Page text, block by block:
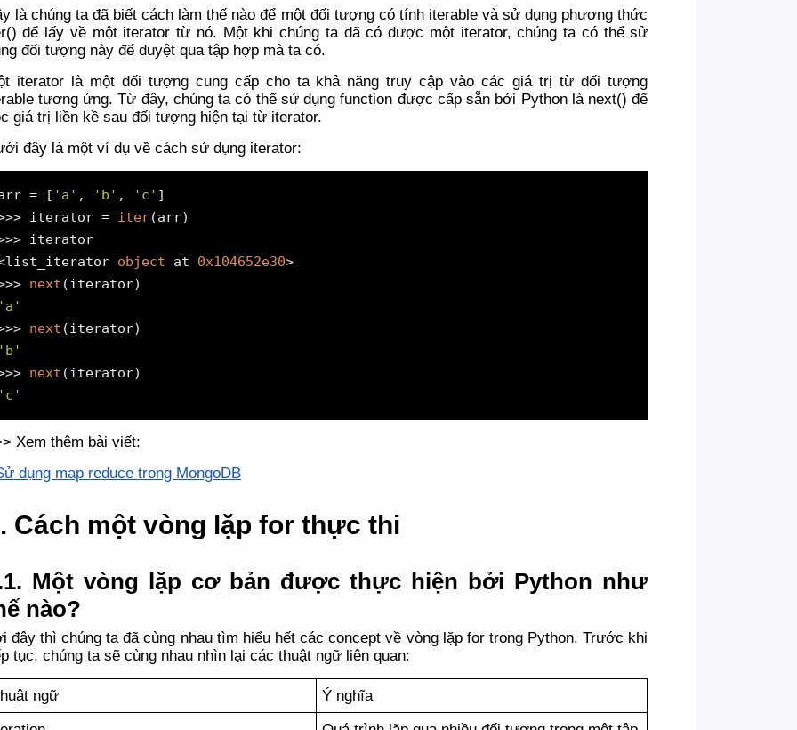
là chúng ta đã biết cách làm thế nào để một đối tượng có tính iterable và sử dụng phương thức
để lấy về một iterator từ nó. Một khi chúng ta đã có được một iterator, chúng ta có thể sử
đối tượng này để duyệt qua tập hợp mà ta có.
iterator là một đối tượng cung cấp cho ta khả năng truy cập vào các giá trị từ đối tượng
tương ứng. Từ đây, chúng ta có thể sử dụng function được cấp sẵn bởi Python là next() để
giá trị liền kề sau đối tượng hiện tại từ iterator.
đây là một ví dụ về cách sử dụng iterator:
= [ 'a' , 'b' , 'c' ]
iterator = iter(arr)
iterator
object at 0x104652e30>
next
'a'
next
'b'
next
'c'
Xem thêm bài viết:
dụng map reduce trong MongoDB
Cách một vòng lặp for thực thi
Một vòng lặp cơ bản được thực hiện bởi Python như
nào?
đây thì chúng ta đã cùng nhau tìm hiểu hết các concept về vòng lặp for trong Python. Trước khi
tục, chúng ta sẽ cùng nhau nhìn lại các thuật ngữ liên quan:
ngữ
Ý nghĩa